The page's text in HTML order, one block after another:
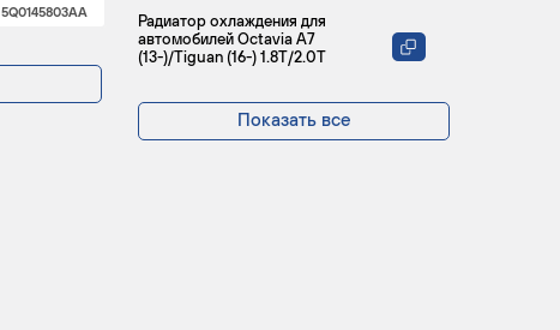
5Q0145803AA
Радиатор охлаждения для
автомобилей Octavia A7
(13-)/Tiguan (16-) 1.8T/2.0T
Показать все